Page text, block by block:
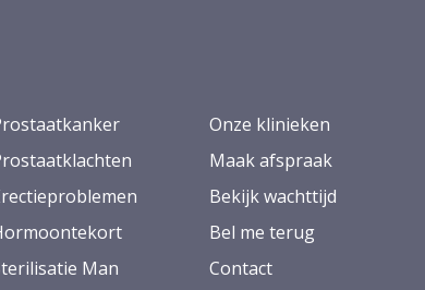
Man
Onze klinieken
Maak afspraak
Bekijk wachttijd
Bel me terug
Contact